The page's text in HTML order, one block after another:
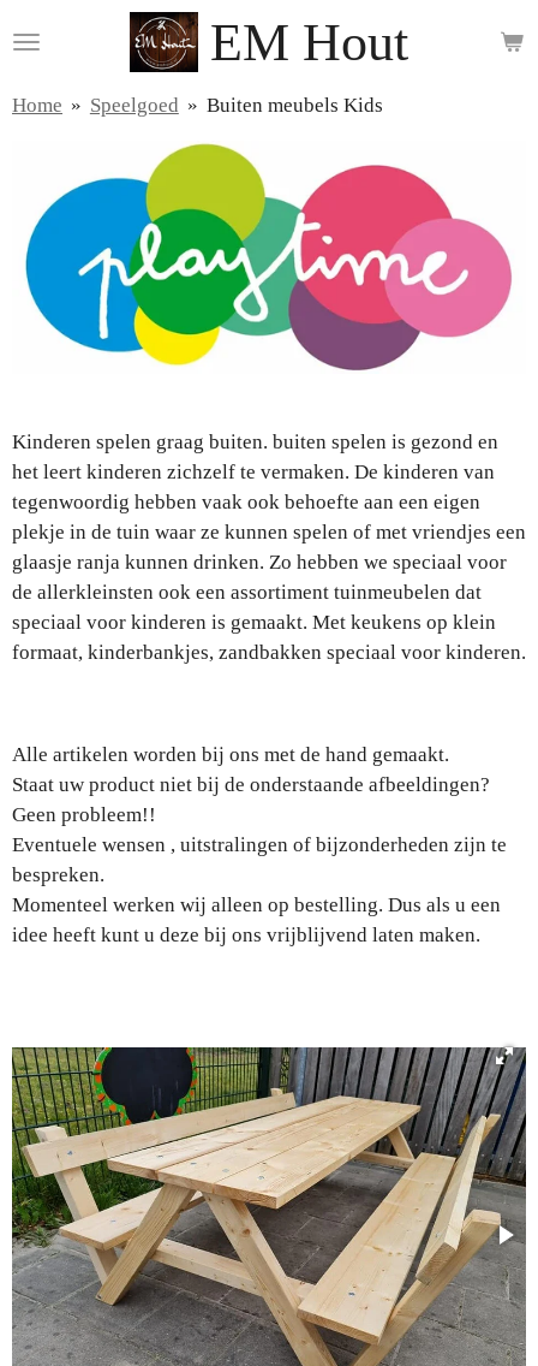
direct
de
EM Hout
Home » Speelgoed » Buiten meubels Kids
Kinderen spelen graag buiten. buiten spelen is gezond en
het leert kinderen zichzelf te vermaken. De kinderen van
tegenwoordig hebben vaak ook behoefte aan een eigen
plekje in de tuin waar ze kunnen spelen of met vriendjes een
glaasje ranja kunnen drinken. Zo hebben we speciaal voor
de allerkleinsten ook een assortiment tuinmeubelen dat
speciaal voor kinderen is gemaakt. Met keukens op klein
formaat, kinderbankjes, zandbakken speciaal voor kinderen.
Alle artikelen worden bij ons met de hand gemaakt.
Staat uw product niet bij de onderstaande afbeeldingen?
Geen probleem!!
Eventuele wensen , uitstralingen of bijzonderheden zijn te
bespreken.
Momenteel werken wij alleen op bestelling. Dus als u een
idee heeft kunt u deze bij ons vrijblijvend laten maken.